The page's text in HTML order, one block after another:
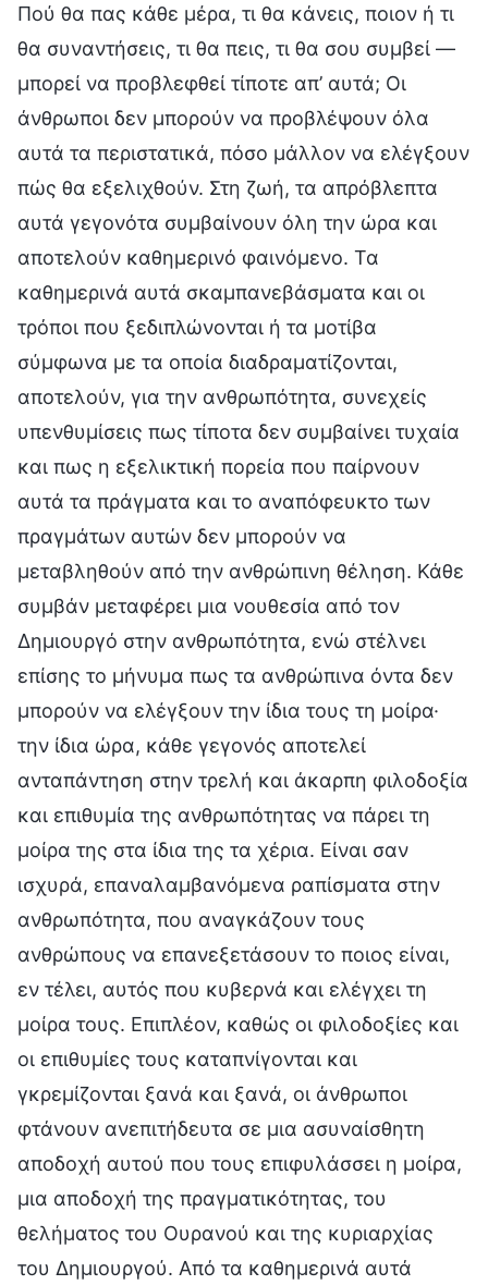
Πού θα πας κάθε μέρα, τι θα κάνεις, ποιον ή τι
θα συναντήσεις, τι θα πεις, τι θα σου συμβεί —
μπορεί να προβλεφθεί τίποτε απ’ αυτά; Οι
άνθρωποι δεν μπορούν να προβλέψουν όλα
αυτά τα περιστατικά, πόσο μάλλον να ελέγξουν
πώς θα εξελιχθούν. Στη ζωή, τα απρόβλεπτα
αυτά γεγονότα συμβαίνουν όλη την ώρα και
αποτελούν καθημερινό φαινόμενο. Τα
καθημερινά αυτά σκαμπανεβάσματα και οι
τρόποι που ξεδιπλώνονται ή τα μοτίβα
σύμφωνα με τα οποία διαδραματίζονται,
αποτελούν, για την ανθρωπότητα, συνεχείς
υπενθυμίσεις πως τίποτα δεν συμβαίνει τυχαία
και πως η εξελικτική πορεία που παίρνουν
αυτά τα πράγματα και το αναπόφευκτο των
πραγμάτων αυτών δεν μπορούν να
μεταβληθούν από την ανθρώπινη θέληση. Κάθε
συμβάν μεταφέρει μια νουθεσία από τον
Δημιουργό στην ανθρωπότητα, ενώ στέλνει
επίσης το μήνυμα πως τα ανθρώπινα όντα δεν
μπορούν να ελέγξουν την ίδια τους τη μοίρα·
την ίδια ώρα, κάθε γεγονός αποτελεί
ανταπάντηση στην τρελή και άκαρπη φιλοδοξία
και επιθυμία της ανθρωπότητας να πάρει τη
μοίρα της στα ίδια της τα χέρια. Είναι σαν
ισχυρά, επαναλαμβανόμενα ραπίσματα στην
ανθρωπότητα, που αναγκάζουν τους
ανθρώπους να επανεξετάσουν το ποιος είναι,
εν τέλει, αυτός που κυβερνά και ελέγχει τη
μοίρα τους. Επιπλέον, καθώς οι φιλοδοξίες και
οι επιθυμίες τους καταπνίγονται και
γκρεμίζονται ξανά και ξανά, οι άνθρωποι
φτάνουν ανεπιτήδευτα σε μια ασυναίσθητη
αποδοχή αυτού που τους επιφυλάσσει η μοίρα,
μια αποδοχή της πραγματικότητας, του
θελήματος του Ουρανού και της κυριαρχίας
του Δημιουργού. Από τα καθημερινά αυτά